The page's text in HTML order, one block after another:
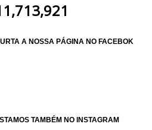
A NOSSA PÁGINA NO FACEBOK
TAMBÉM NO INSTAGRAM